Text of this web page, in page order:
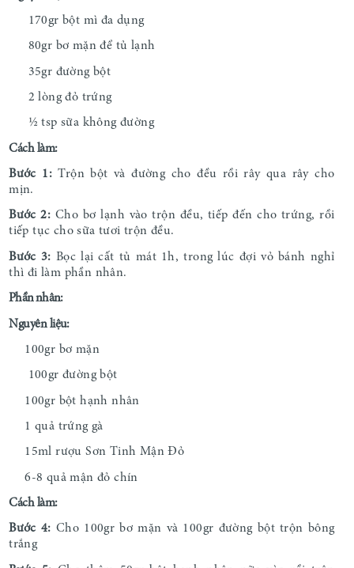
170gr bột mì đa dụng
80gr bơ mặn để tủ lạnh
35gr đường bột
2 lòng đỏ trứng
½ tsp sữa không đường
Cách làm:
Bước 1: Trộn bột và đường cho đều rồi rây qua rây cho
mịn.
Bước 2: Cho bơ lạnh vào trộn đều, tiếp đến cho trứng, rồi
tiếp tục cho sữa tươi trộn đều.
Bước 3: Bọc lại cất tủ mát 1h, trong lúc đợi vỏ bánh nghỉ
thì đi làm phần nhân.
Phần nhân:
Nguyên liệu:
100gr bơ mặn
100gr đường bột
100gr bột hạnh nhân
1 quả trứng gà
15ml rượu Sơn Tinh Mận Đỏ
6-8 quả mận đỏ chín
Cách làm:
Bước 4: Cho 100gr bơ mặn và 100gr đường bột trộn bông
trắng